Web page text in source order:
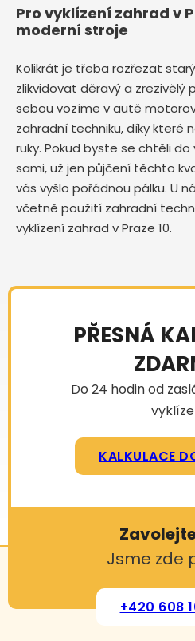
Pro vyklízení zahrad v
moderní stroje
Kolikrát je třeba rozřezat
zlikvidovat děravý a zrezivělý
sebou vozíme v autě
zahradní techniku, díky které
ruky. Pokud byste se chtěli
sami, už jen půjčení těchto
vás vyšlo pořádnou pálku. U
včetně použití zahradní
vyklízení zahrad v Praze 10.
PŘESNÁ
Do 24 hodin od
KALKULACE
Jsme zde
+420 608